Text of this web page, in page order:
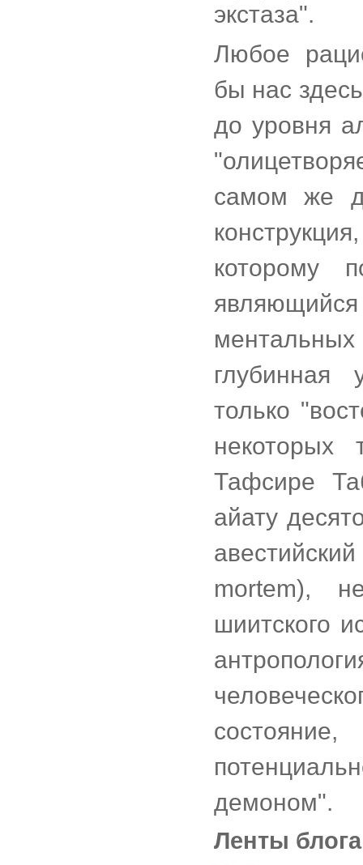
экстаза".
Любое
бы нас
до уровня
самом же
которому
ментальных
глубинная
только
некоторых
Тафсире
айату
mortem),
шиитского
демоном".
Ленты